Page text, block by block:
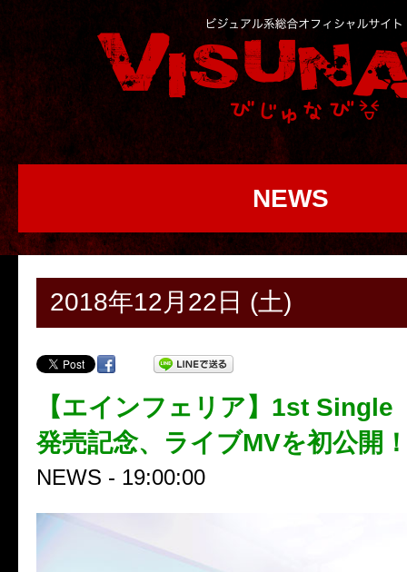
NEWS
2018年12月22日 (土)
【エインフェリア】1st Single
発売記念、ライブMVを初公開
NEWS - 19:00:00